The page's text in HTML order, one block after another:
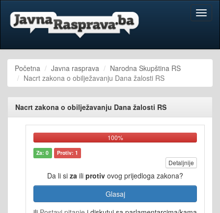
Početna Javna rasprava
Narodna Skupština RS
Nacrt zakona o obilježavanju Dana žalosti RS
Nacrt zakona o obilježavanju Dana žalosti RS
100%
Za: 0 Protiv: 1
Detaljnije
Da li si za ili protiv ovog prijedloga zakona?
Glasaj